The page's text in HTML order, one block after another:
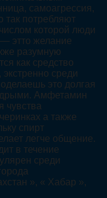
самоагрессия,
так потребляют
которой люди
этто желание
разумную
как средство
среди
это долгая
Амфетамин
чувства
а также
спирт
легче общение.
в течение
среди
», « Хабар »,